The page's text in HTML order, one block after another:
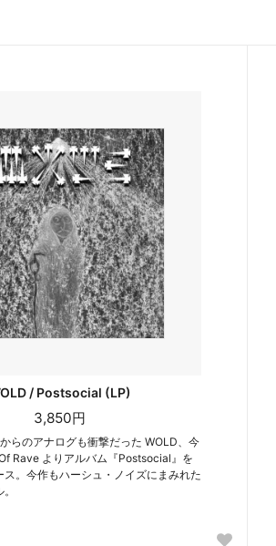
/ Postsocial (LP)
3,850円
らのアナログも衝撃だった WOLD、今
Rave よりアルバム『Postsocial』を
ス。今作もハーシュ・ノイズにまみれた